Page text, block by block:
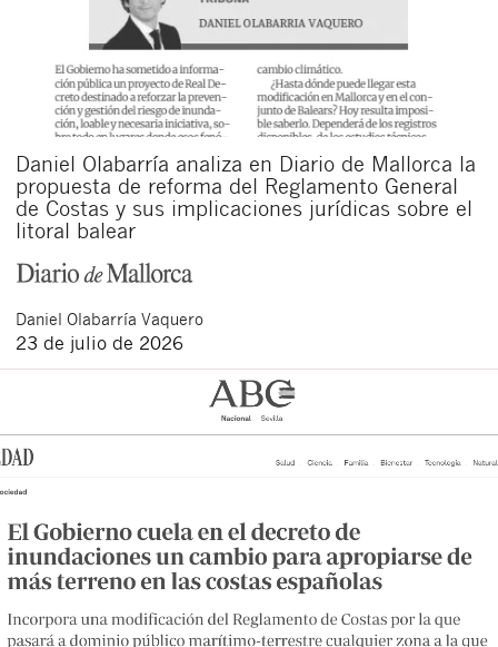
Daniel Olabarría analiza en Diario de Mallorca la
propuesta de reforma del Reglamento General
de Costas y sus implicaciones jurídicas sobre el
litoral balear
Daniel Olabarría Vaquero
23 de julio de 2026